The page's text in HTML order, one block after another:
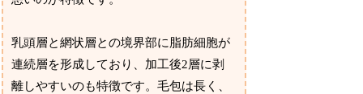
乳頭層と網状層との境界部に脂肪細胞が
連続層を形成しており、加工後2層に剥
離しやすいのも特徴です。毛包は長く、